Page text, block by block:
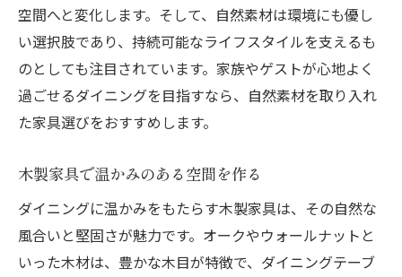
空間へと変化します。そして、自然素材は環境にも優し
い選択肢であり、持続可能なライフスタイルを支えるも
のとしても注目されています。家族やゲストが心地よく
過ごせるダイニングを目指すなら、自然素材を取り入れ
た家具選びをおすすめします。
木製家具で温かみのある空間を作る
ダイニングに温かみをもたらす木製家具は、その自然な
風合いと堅固さが魅力です。オークやウォールナットと
いった木材は、豊かな木目が特徴で、ダイニングテーブ